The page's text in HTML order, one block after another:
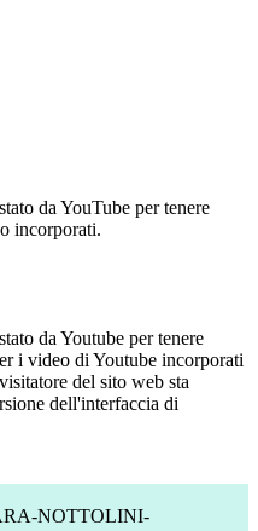
da YouTube per tenere
incorporati.
da Youtube per tenere
i video di Youtube incorporati
del sito web sta
dell'interfaccia di
NOTTOLINI-